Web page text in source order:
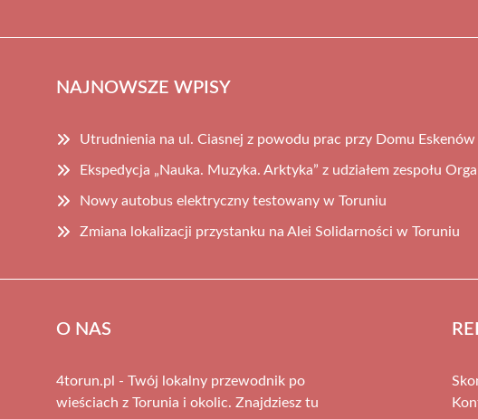
NAJNOWSZE WPISY
Utrudnienia na ul. Ciasnej z powodu prac przy Domu Eskenów
Ekspedycja „Nauka. Muzyka. Arktyka” z udziałem zespołu
Nowy autobus elektryczny testowany w Toruniu
Zmiana lokalizacji przystanku na Alei Solidarności w Toruniu
O NAS
4torun.pl - Twój lokalny przewodnik po
wieściach z Torunia i okolic. Znajdziesz tu